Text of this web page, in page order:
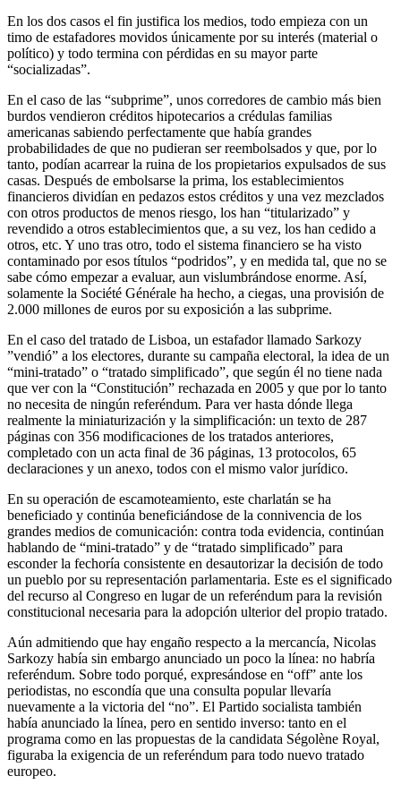
En los dos casos el fin justifica los medios, todo empieza con un
timo de estafadores movidos únicamente por su interés (material o
político) y todo termina con pérdidas en su mayor parte
“socializadas”.
En el caso de las “subprime”, unos corredores de cambio más bien
burdos vendieron créditos hipotecarios a crédulas familias
americanas sabiendo perfectamente que había grandes
probabilidades de que no pudieran ser reembolsados y que, por lo
tanto, podían acarrear la ruina de los propietarios expulsados de sus
casas. Después de embolsarse la prima, los establecimientos
financieros dividían en pedazos estos créditos y una vez mezclados
con otros productos de menos riesgo, los han “titularizado” y
revendido a otros establecimientos que, a su vez, los han cedido a
otros, etc. Y uno tras otro, todo el sistema financiero se ha visto
contaminado por esos títulos “podridos”, y en medida tal, que no se
sabe cómo empezar a evaluar, aun vislumbrándose enorme. Así,
solamente la Société Générale ha hecho, a ciegas, una provisión de
2.000 millones de euros por su exposición a las subprime.
En el caso del tratado de Lisboa, un estafador llamado Sarkozy
”vendió” a los electores, durante su campaña electoral, la idea de un
“mini-tratado” o “tratado simplificado”, que según él no tiene nada
que ver con la “Constitución” rechazada en 2005 y que por lo tanto
no necesita de ningún referéndum. Para ver hasta dónde llega
realmente la miniaturización y la simplificación: un texto de 287
páginas con 356 modificaciones de los tratados anteriores,
completado con un acta final de 36 páginas, 13 protocolos, 65
declaraciones y un anexo, todos con el mismo valor jurídico.
En su operación de escamoteamiento, este charlatán se ha
beneficiado y continúa beneficiándose de la connivencia de los
grandes medios de comunicación: contra toda evidencia, continúan
hablando de “mini-tratado” y de “tratado simplificado” para
esconder la fechoría consistente en desautorizar la decisión de todo
un pueblo por su representación parlamentaria. Este es el significado
del recurso al Congreso en lugar de un referéndum para la revisión
constitucional necesaria para la adopción ulterior del propio tratado.
Aún admitiendo que hay engaño respecto a la mercancía, Nicolas
Sarkozy había sin embargo anunciado un poco la línea: no habría
referéndum. Sobre todo porqué, expresándose en “off” ante los
periodistas, no escondía que una consulta popular llevaría
nuevamente a la victoria del “no”. El Partido socialista también
había anunciado la línea, pero en sentido inverso: tanto en el
programa como en las propuestas de la candidata Ségolène Royal,
figuraba la exigencia de un referéndum para todo nuevo tratado
europeo.